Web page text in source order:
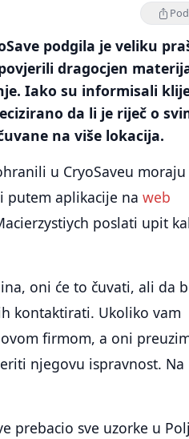
podgila je veliku
dragocjen
Iako su informisali
da li je riječ o
na više lokacija.
u CryoSaveu moraju
putem aplikacije naweb
poslati upit
oni će to čuvati, ali da
kontaktirati. Ukoliko vam
firmom, a oni
njegovu ispravnost. Na
prebacio sve uzorke u